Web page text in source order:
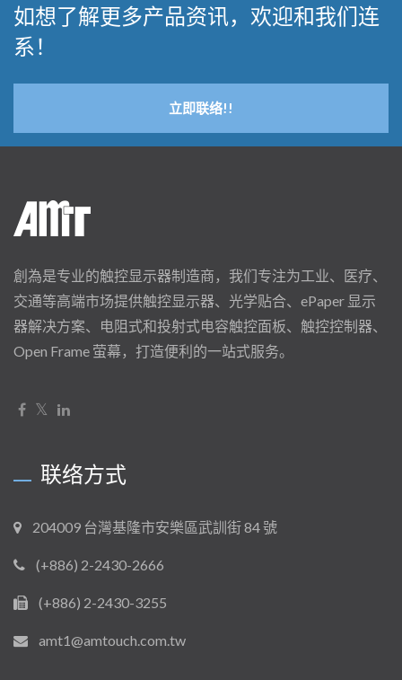
如想了解更多产品资讯，欢迎和我们连
系！
立即联络!!
創為是专业的触控显示器制造商，我们专注为工业、医疗、
交通等高端市场提供触控显示器、光学贴合、ePaper 显示
器解决方案、电阻式和投射式电容触控面板、触控控制器、
Open Frame 萤幕，打造便利的一站式服务。
联络方式
204009 台灣基隆市安樂區武訓街 84 號
(+886) 2-2430-2666
(+886) 2-2430-3255
amt1@amtouch.com.tw